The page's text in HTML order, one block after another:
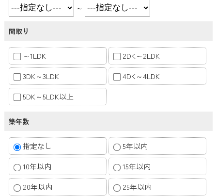
～
間取り
～1LDK
2DK～2LDK
3DK～3LDK
4DK～4LDK
5DK～5LDK以上
築年数
指定なし
5年以内
10年以内
15年以内
20年以内
25年以内